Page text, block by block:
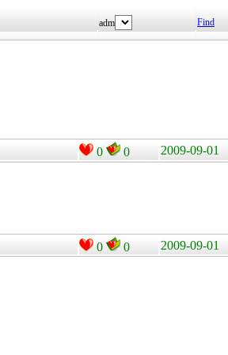
adm Find
0 0 2009-09-01
0 0 2009-09-01